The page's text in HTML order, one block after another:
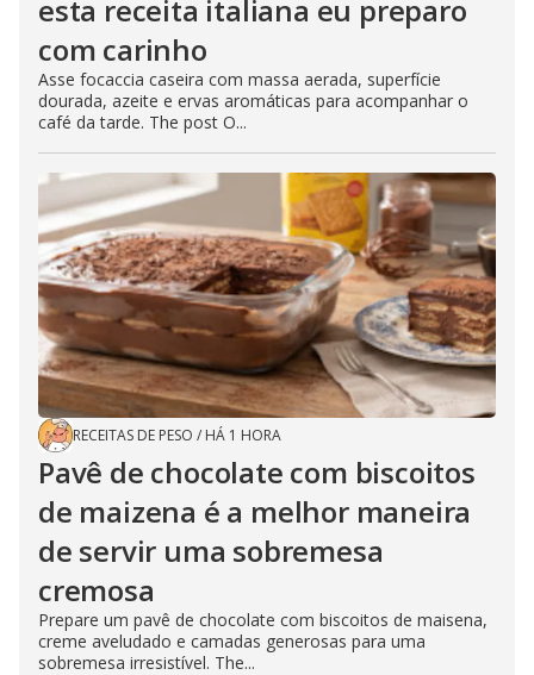
esta receita italiana eu preparo
com carinho
Asse focaccia caseira com massa aerada, superfície
dourada, azeite e ervas aromáticas para acompanhar o
café da tarde. The post O...
RECEITAS DE PESO / HÁ 1 HORA
Pavê de chocolate com biscoitos
de maizena é a melhor maneira
de servir uma sobremesa
cremosa
Prepare um pavê de chocolate com biscoitos de maisena,
creme aveludado e camadas generosas para uma
sobremesa irresistível. The...